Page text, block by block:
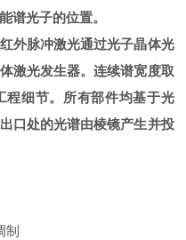
谱光子的位置。
外脉冲激光通过光子晶体光
激光发生器。连续谱宽度取
程细节。所有部件均基于光
口处的光谱由棱镜产生并投
制